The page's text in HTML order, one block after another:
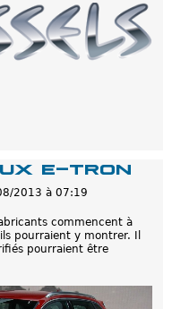
e-tron
2013 à 07:19
commencent à
pourraient y montrer. Il
pourraient être